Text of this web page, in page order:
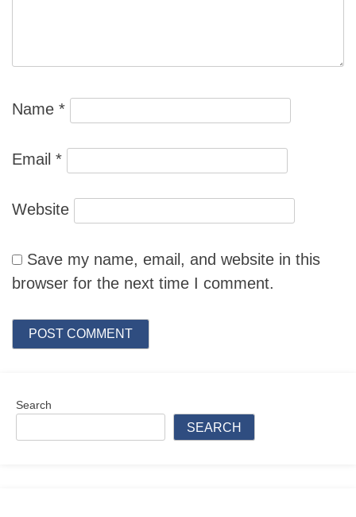
Name *
Email *
Website
Save my name, email, and website in this
browser for the next time I comment.
Search
SEARCH